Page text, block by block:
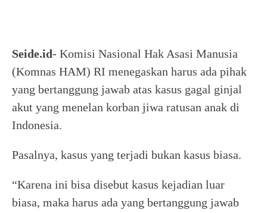
Seide.id- Komisi Nasional Hak Asasi Manusia
(Komnas HAM) RI menegaskan harus ada pihak
yang bertanggung jawab atas kasus gagal ginjal
akut yang menelan korban jiwa ratusan anak di
Indonesia.
Pasalnya, kasus yang terjadi bukan kasus biasa.
“Karena ini bisa disebut kasus kejadian luar
biasa, maka harus ada yang bertanggung jawab